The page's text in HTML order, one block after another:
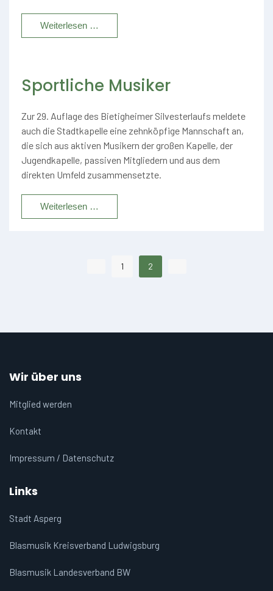
Weiterlesen …
Sportliche Musiker
Zur 29. Auflage des Bietigheimer Silvesterlaufs meldete
auch die Stadtkapelle eine zehnköpfige Mannschaft an,
die sich aus aktiven Musikern der großen Kapelle, der
Jugendkapelle, passiven Mitgliedern und aus dem
direkten Umfeld zusammensetzte.
Weiterlesen …
1 2
Wir über uns
Mitglied werden
Kontakt
Impressum / Datenschutz
Links
Stadt Asperg
Blasmusik Kreisverband Ludwigsburg
Blasmusik Landesverband BW